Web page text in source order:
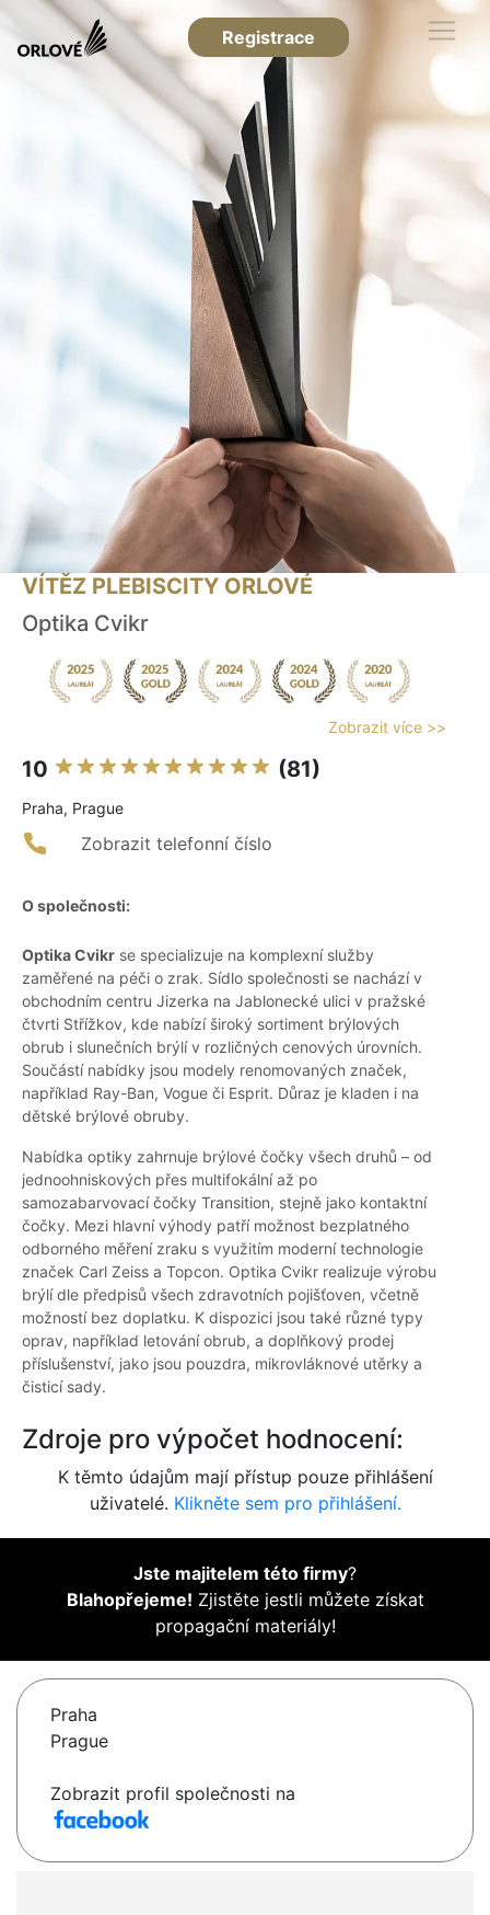
Registrace
VÍTĚZ PLEBISCITY ORLOVÉ
Optika Cvikr
Zobrazit více >>
10 (81)
Praha, Prague
Zobrazit telefonní číslo
O společnosti:
Optika Cvikr se specializuje na komplexní služby
zaměřené na péči o zrak. Sídlo společnosti se nachází v
obchodním centru Jizerka na Jablonecké ulici v pražské
čtvrti Střížkov, kde nabízí široký sortiment brýlových
obrub i slunečních brýlí v rozličných cenových úrovních.
Součástí nabídky jsou modely renomovaných značek,
například Ray-Ban, Vogue či Esprit. Důraz je kladen i na
dětské brýlové obruby.
Nabídka optiky zahrnuje brýlové čočky všech druhů – od
jednoohniskových přes multifokální až po
samozabarvovací čočky Transition, stejně jako kontaktní
čočky. Mezi hlavní výhody patří možnost bezplatného
odborného měření zraku s využitím moderní technologie
značek Carl Zeiss a Topcon. Optika Cvikr realizuje výrobu
brýlí dle předpisů všech zdravotních pojišťoven, včetně
možností bez doplatku. K dispozici jsou také různé typy
oprav, například letování obrub, a doplňkový prodej
příslušenství, jako jsou pouzdra, mikrovláknové utěrky a
čisticí sady.
Zdroje pro výpočet hodnocení:
K těmto údajům mají přístup pouze přihlášení
uživatelé. Klikněte sem pro přihlášení.
Jste majitelem této firmy?
Blahopřejeme! Zjistěte jestli můžete získat
propagační materiály!
Praha
Prague
Zobrazit profil společnosti na